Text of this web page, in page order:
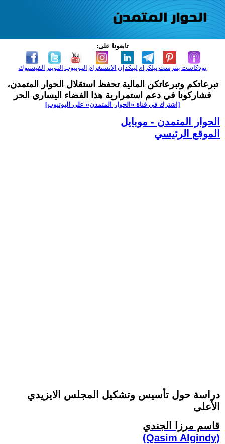
تابعونا على:
الفيسبوك التويتر اليوتيوب الانستغرام لينكدإن تيلكرامبنترست بودكاست
تبرعاتكم وتبرعاتكن المالية تحفظ استقلال الحوار المتمدن،
فشاركونا في دعم استمرارية هذا الفضاء اليساري الحر
[اشترك في قناة ‫«الحوار المتمدن» على اليوتيوب]
الحوار المتمدن - موبايل
الموقع الرئيسي
دراسة حول تأسيس وتشكيل المجلس الايزيدي
الأعلى
قاسم مرزا الجندي
(Qasim Algindy)